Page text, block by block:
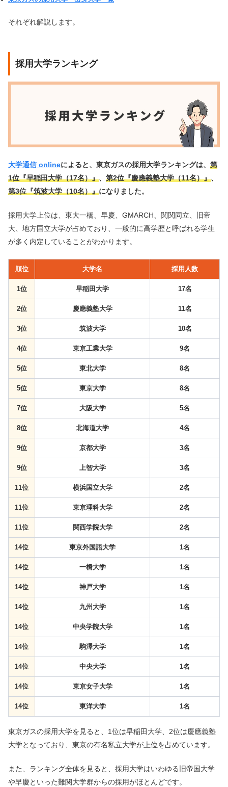
それぞれ解説します。
採用大学ランキング
大学通信 onlineによると、東京ガスの採用大学ランキングは、 第
1位『早稲田大学（17名）』、 第2位『慶應義塾大学（11名）』、
第3位『筑波大学（10名）』になりました。
採用大学上位は、東大一橋、早慶、GMARCH、関関同立、旧帝
大、地方国立大学が占めており、一般的に高学歴と呼ばれる学生
が多く内定していることがわかります。
順位 大学名 採用人数
1位 早稲田大学 17名
2位 慶應義塾大学 11名
3位 筑波大学 10名
4位 東京工業大学 9名
5位 東北大学 8名
5位 東京大学 8名
7位 大阪大学 5名
8位 北海道大学 4名
9位 京都大学 3名
9位 上智大学 3名
11位 横浜国立大学 2名
11位 東京理科大学 2名
11位 関西学院大学 2名
14位 東京外国語大学 1名
14位 一橋大学 1名
14位 神戸大学 1名
14位 九州大学 1名
14位 中央学院大学 1名
14位 駒澤大学 1名
14位 中央大学 1名
14位 東京女子大学 1名
14位 東洋大学 1名
東京ガスの採用大学を見ると、1位は早稲田大学、2位は慶應義塾
大学となっており、東京の有名私立大学が上位を占めています。
また、ランキング全体を見ると、採用大学はいわゆる旧帝国大学
や早慶といった難関大学群からの採用がほとんどです。